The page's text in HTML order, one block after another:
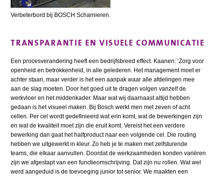
Verbeterbord bij BOSCH Scharnieren.
TRANSPARANTIE EN VISUELE COMMUNICATIE
Een procesverandering heeft een bedrijfsbreed effect. Kaanen: ‘Zorg voor
openheid en betrokkenheid, in alle gelederen. Het management moet er
achter staan, maar verder is het een aanpak waar alle afdelingen mee
aan de slag moeten. Door het goed uit te dragen volgen vanzelf de
werkvloer en het middenkader. Maar wat wij daarnaast altijd hebben
gedaan is het visueel maken. Bij Bosch werkt men met zeven of acht
cellen. Per cel wordt gedefinieerd wat erin komt, wat de bewerkingen zijn
en wat de kwaliteit moet zijn die eruit komt. Vereist het een verdere
bewerking dan gaat het halfproduct naar een volgende cel. Die routing
hebben we uitgewerkt in kleur. Zo heb je te maken met zelfsturende
teams, die elkaar aanvullen. Doordat de werkzaamheden konden variëren
zijn we afgestapt van een functieomschrijving. Dat zijn nu rollen. Wat wel
werd aangeduid is de toevoeging junior tot senior. We maakten een